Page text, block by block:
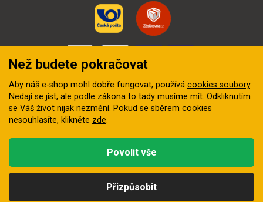
digitální agentura FEO
Než budete pokračovat
Aby náš e-shop mohl dobře fungovat, používá cookies soubory.
Nedají se jíst, ale podle zákona to tady musíme mít. Odkliknutím
se Váš život nijak nezmění. Pokud se sběrem cookies
nesouhlasíte, klikněte zde.
Přizpůsobit
Povolit vše